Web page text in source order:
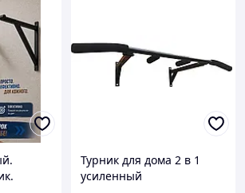
Турник для дома 2 в 1
усиленный